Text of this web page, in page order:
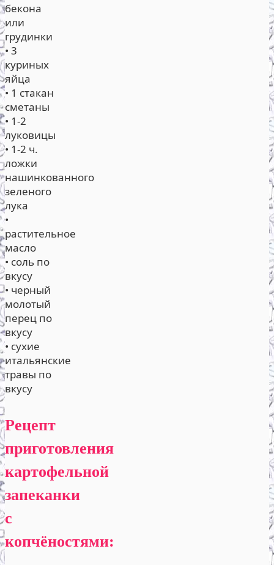
бекона
или
грудинки
• 3
куриных
яйца
• 1 стакан
сметаны
• 1-2
луковицы
• 1-2 ч.
ложки
нашинкованного
зеленого
лука
•
растительное
масло
• соль по
вкусу
• черный
молотый
перец по
вкусу
• сухие
итальянские
травы по
вкусу
Рецепт
приготовления
картофельной
запеканки
с
копчёностями: